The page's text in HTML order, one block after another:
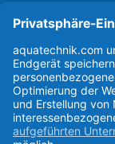
externer
aquatechnik bei